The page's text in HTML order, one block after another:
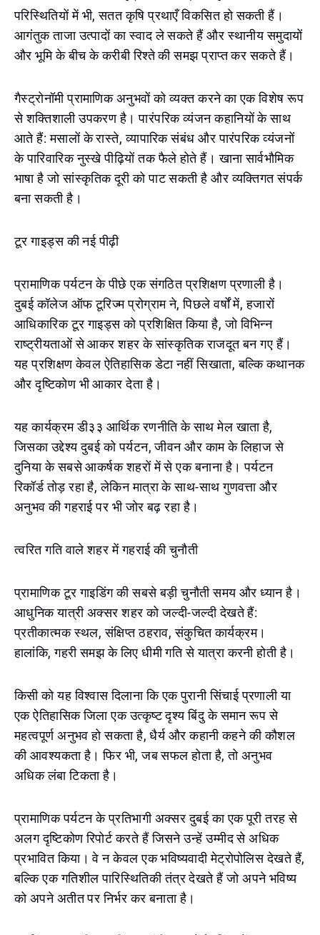
परिस्थितियों में भी, सतत कृषि प्रथाएँ विकसित हो सकती हैं।
आगंतुक ताजा उत्पादों का स्वाद ले सकते हैं और स्थानीय समुदायों
और भूमि के बीच के करीबी रिश्ते की समझ प्राप्त कर सकते हैं।
गैस्ट्रोनॉमी प्रामाणिक अनुभवों को व्यक्त करने का एक विशेष रूप
से शक्तिशाली उपकरण है। पारंपरिक व्यंजन कहानियों के साथ
आते हैं: मसालों के रास्ते, व्यापारिक संबंध और पारंपरिक व्यंजनों
के पारिवारिक नुस्खे पीढ़ियों तक फैले होते हैं। खाना सार्वभौमिक
भाषा है जो सांस्कृतिक दूरी को पाट सकती है और व्यक्तिगत संपर्क
बना सकती है।
टूर गाइड्स की नई पीढ़ी
प्रामाणिक पर्यटन के पीछे एक संगठित प्रशिक्षण प्रणाली है।
दुबई कॉलेज ऑफ टूरिज्म प्रोग्राम ने, पिछले वर्षों में, हजारों
आधिकारिक टूर गाइड्स को प्रशिक्षित किया है, जो विभिन्न
राष्ट्रीयताओं से आकर शहर के सांस्कृतिक राजदूत बन गए हैं।
यह प्रशिक्षण केवल ऐतिहासिक डेटा नहीं सिखाता, बल्कि कथानक
और दृष्टिकोण भी आकार देता है।
यह कार्यक्रम डी३३ आर्थिक रणनीति के साथ मेल खाता है,
जिसका उद्देश्य दुबई को पर्यटन, जीवन और काम के लिहाज से
दुनिया के सबसे आकर्षक शहरों में से एक बनाना है। पर्यटन
रिकॉर्ड तोड़ रहा है, लेकिन मात्रा के साथ-साथ गुणवत्ता और
अनुभव की गहराई पर भी जोर बढ़ रहा है।
त्वरित गति वाले शहर में गहराई की चुनौती
प्रामाणिक टूर गाइडिंग की सबसे बड़ी चुनौती समय और ध्यान है।
आधुनिक यात्री अक्सर शहर को जल्दी-जल्दी देखते हैं:
प्रतीकात्मक स्थल, संक्षिप्त ठहराव, संकुचित कार्यक्रम।
हालांकि, गहरी समझ के लिए धीमी गति से यात्रा करनी होती है।
किसी को यह विश्वास दिलाना कि एक पुरानी सिंचाई प्रणाली या
एक ऐतिहासिक जिला एक उत्कृष्ट दृश्य बिंदु के समान रूप से
महत्वपूर्ण अनुभव हो सकता है, धैर्य और कहानी कहने की कौशल
की आवश्यकता है। फिर भी, जब सफल होता है, तो अनुभव
अधिक लंबा टिकता है।
प्रामाणिक पर्यटन के प्रतिभागी अक्सर दुबई का एक पूरी तरह से
अलग दृष्टिकोण रिपोर्ट करते हैं जिसने उन्हें उम्मीद से अधिक
प्रभावित किया। वे न केवल एक भविष्यवादी मेट्रोपोलिस देखते हैं,
बल्कि एक गतिशील पारिस्थितिकी तंत्र देखते हैं जो अपने भविष्य
को अपने अतीत पर निर्भर कर बनाता है।